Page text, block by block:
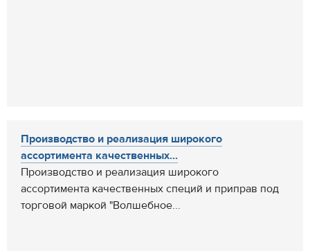
Производство и реализация широкого
ассортимента качественных...
Производство и реализация широкого
ассортимента качественных специй и приправ под
торговой маркой "Волшебное...